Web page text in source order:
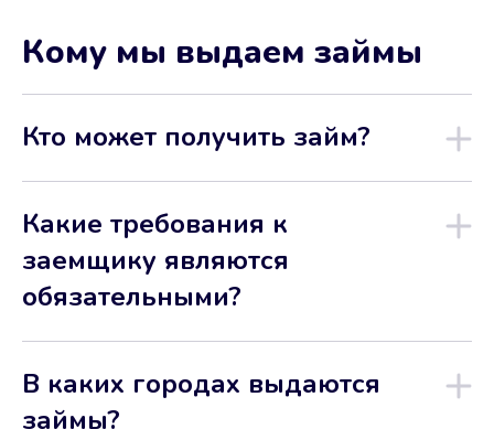
Кому мы выдаем займы
Кто может получить займ?
Какие требования к
заемщику являются
обязательными?
В каких городах выдаются
займы?